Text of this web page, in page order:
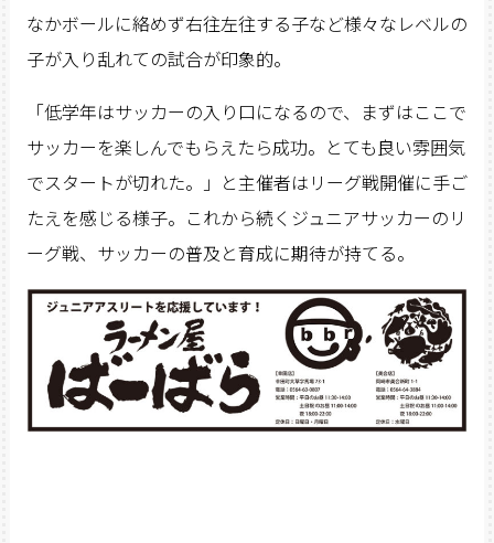
なかボールに絡めず右往左往する子など様々なレベルの
子が入り乱れての試合が印象的。
「低学年はサッカーの入り口になるので、まずはここで
サッカーを楽しんでもらえたら成功。とても良い雰囲気
でスタートが切れた。」と主催者はリーグ戦開催に手ご
たえを感じる様子。これから続くジュニアサッカーのリ
ーグ戦、サッカーの普及と育成に期待が持てる。